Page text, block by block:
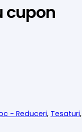
cupon
- Reduceri, Tesaturi,